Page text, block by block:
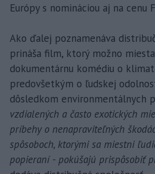
Európy s nomináciou aj na cenu
Ako ďalej poznamenáva
prináša film, ktorý možno
dokumentárnu komédiu o
predovšetkým o ľudskej
dôsledkom environmentálnych
vzdialených a často exotických
príbehy o nenapraviteľných
spôsoboch, ktorými sa miestni
popieraní - pokúšajú prispôsobiť